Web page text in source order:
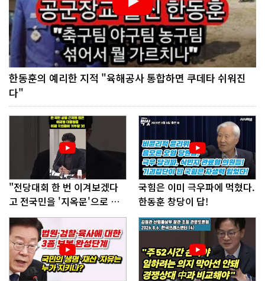
한동훈의 예리한 지적 "육해공사 통합하면 쿠데타 쉬워진
다"
"전당대회 한 번 이겨보겠다
고 전국민을 '지옥문'으로 밀
어!"
국힘은 이미 극우파에 먹혔다.
한동훈 창당이 답!